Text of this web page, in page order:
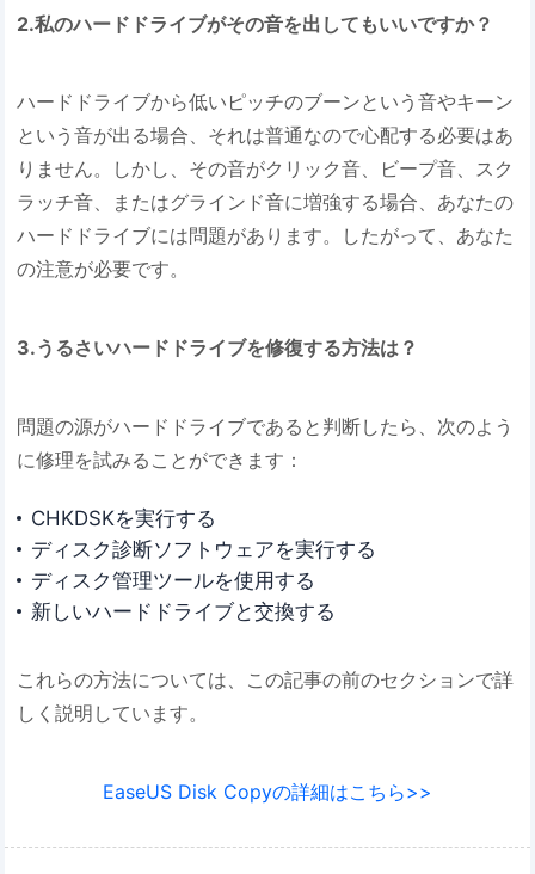
2.私のハードドライブがその音を出してもいいですか？
ハードドライブから低いピッチのブーンという音やキーン
という音が出る場合、それは普通なので心配する必要はあ
りません。しかし、その音がクリック音、ビープ音、スク
ラッチ音、またはグラインド音に増強する場合、あなたの
ハードドライブには問題があります。したがって、あなた
の注意が必要です。
3.うるさいハードドライブを修復する方法は？
問題の源がハードドライブであると判断したら、次のよう
に修理を試みることができます：
CHKDSKを実行する
ディスク診断ソフトウェアを実行する
ディスク管理ツールを使用する
新しいハードドライブと交換する
これらの方法については、この記事の前のセクションで詳
しく説明しています。
EaseUS Disk Copyの詳細はこちら>>